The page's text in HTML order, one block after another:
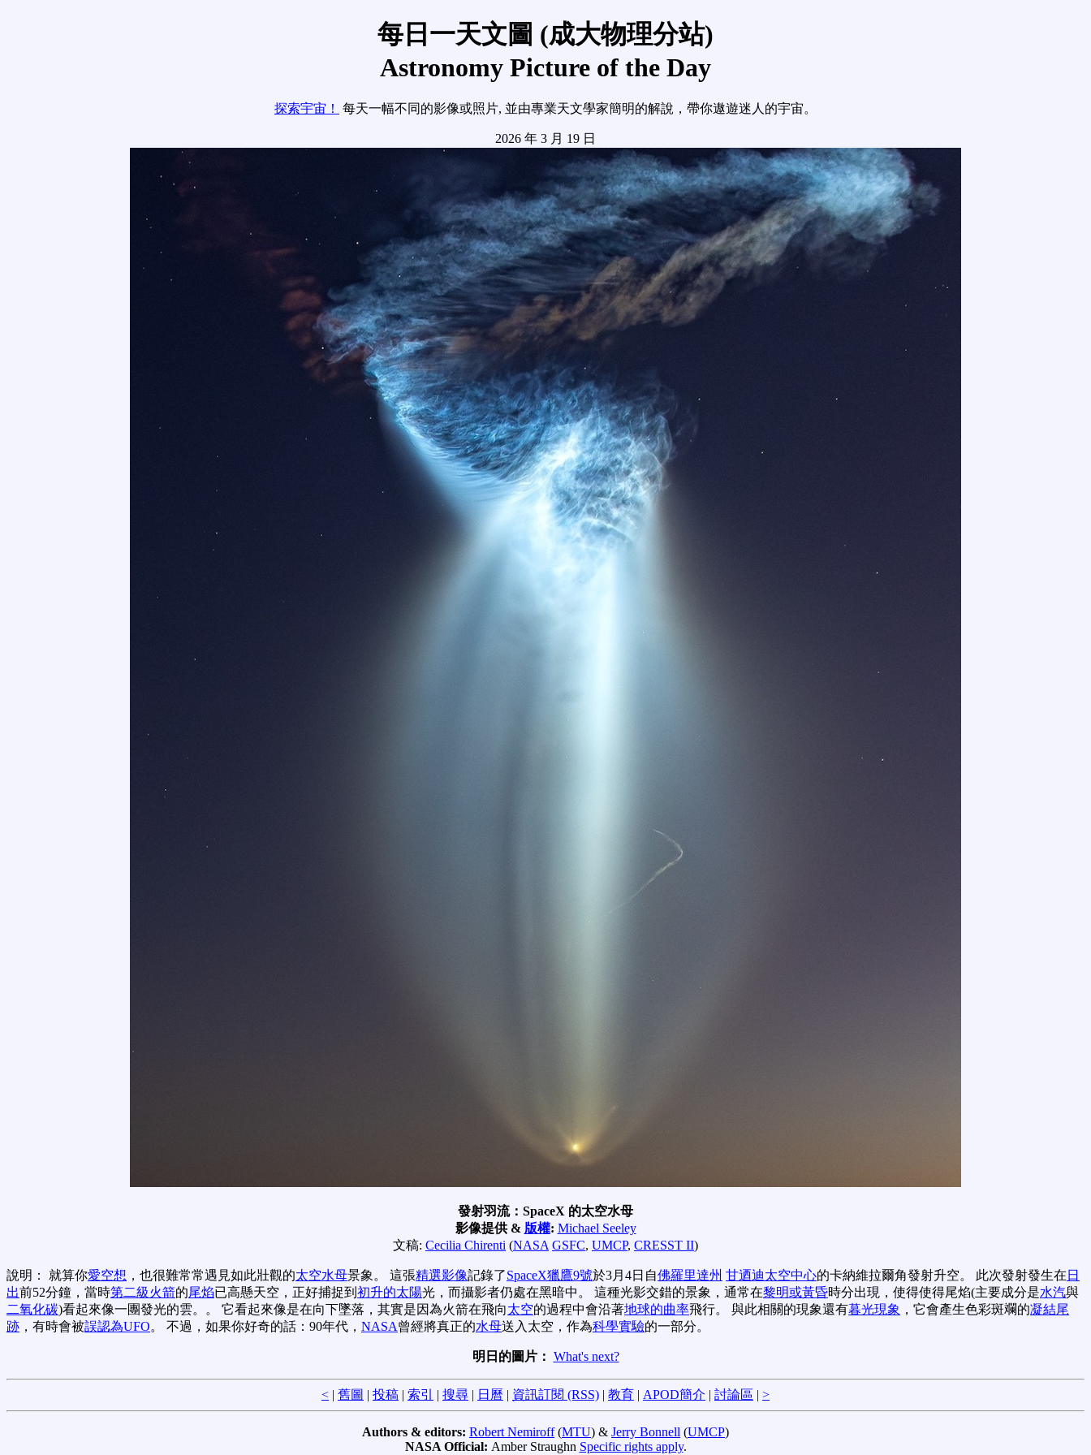
每日一天文圖 (成大物理分站)
Astronomy Picture of the Day
探索宇宙！ 每天一幅不同的影像或照片, 並由專業天文學家簡明的解說，帶你遨遊迷人的宇宙。
2026 年 3 月 19 日
發射羽流：SpaceX 的太空水母
影像提供 & 版權: Michael Seeley
文稿: Cecilia Chirenti (NASA GSFC, UMCP, CRESST II)
說明： 就算你愛空想 ，也很難常常遇見如此壯觀的太空水母景象。 這張精選影像記錄了SpaceX獵鷹9號於3月4日自佛羅里達州 甘迺迪太空中心的卡納維拉爾角發射升空。 此次發射發生在 日
出前52分鐘，當時第二級火箭的尾焰已高懸天空，正好捕捉到 初升的太陽光，而攝影者仍處在黑暗中。 這種光影交錯的景象，通常在黎明或黃昏時分出現，使得使得尾焰(主要成分是水汽與
二氧化碳)看起來像一團發光的雲。。 它看起來像是在向下墜落，其實是因為火箭在飛向太空的過程中會沿著地球的曲率飛行。 與此相關的現象還有暮光現象 ，它會產生色彩斑斕的凝結尾
跡 ，有時會被誤認為UFO。 不過，如果你好奇的話：90年代， NASA曾經將真正的水母送入太空，作為科學實驗的一部分。
明日的圖片： What's next?
< | 舊圖 | 投稿 | 索引 | 搜尋 | 日曆 | 資訊訂閱 (RSS) | 教育 | APOD簡介 | 討論區 | >
Authors & editors: Robert Nemiroff(MTU) & Jerry Bonnell (UMCP)
NASA Official: Amber Straughn Specific rights apply.